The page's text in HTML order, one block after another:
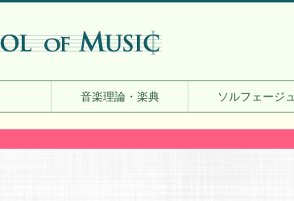
音楽理論・楽典 ソルフェージュ